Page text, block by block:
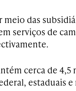
meio das
serviços de
cerca de
estaduais